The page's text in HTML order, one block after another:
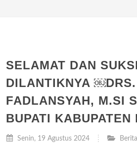
SELAMAT DAN
DILANTIKNYA
FADLANSYAH, M.SI
BUPATI KABUPATEN
Senin, 19 Agustus 2024 Berita